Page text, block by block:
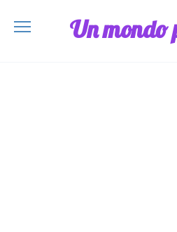
Un mondo